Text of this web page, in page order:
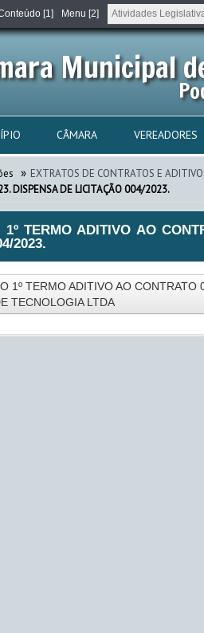
[1] Menu [2]
Municipal
CÂMARA VEREADORES
» EXTRATOS DE CONTRATOS E
DISPENSA DE LICITAÇÃO 004/2023.
1º TERMO ADITIVO AO
2023.
1º TERMO ADITIVO AO
TECNOLOGIA LTDA